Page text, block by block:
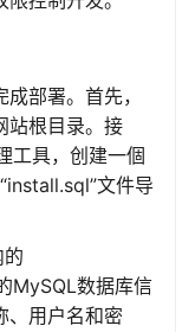
部署。首先，
站根目录。接
工具，创建一個
文件导
MySQL数据库信
、用户名和密